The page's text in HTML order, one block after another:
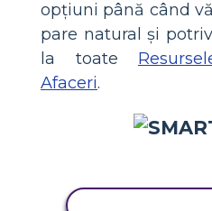
opțiuni până când
pare natural și
la toate
Afaceri.